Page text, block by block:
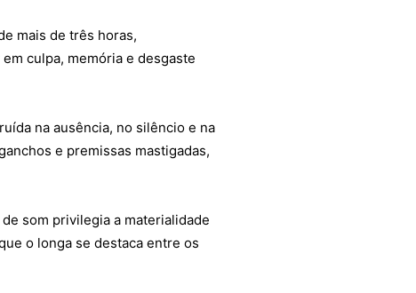
mais de três horas,
culpa, memória e desgaste
na ausência, no silêncio e na
e premissas mastigadas,
som privilegia a materialidade
o longa se destaca entre os